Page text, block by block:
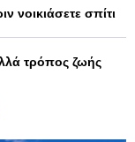
νοικιάσετε σπίτι
τρόπος ζωής